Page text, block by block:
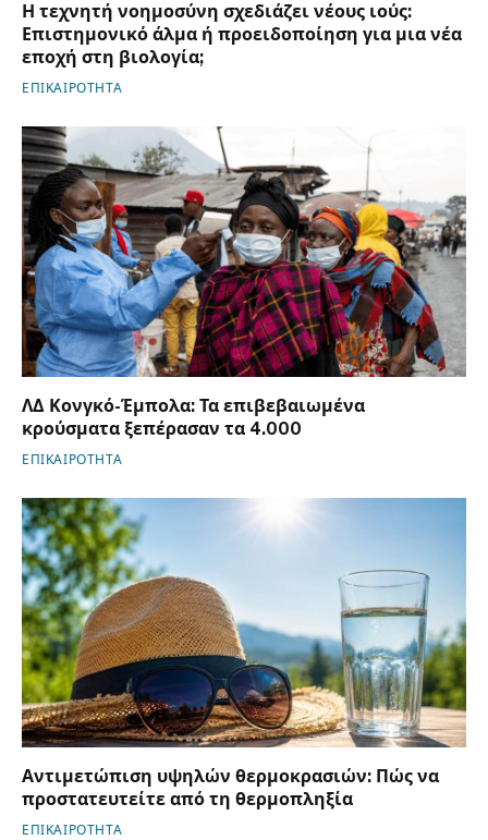
Η τεχνητή νοημοσύνη σχεδιάζει νέους ιούς:
Επιστημονικό άλμα ή προειδοποίηση για μια νέα
εποχή στη βιολογία;
ΕΠΙΚΑΙΡΟΤΗΤΑ
ΛΔ Κονγκό-Έμπολα: Τα επιβεβαιωμένα
κρούσματα ξεπέρασαν τα 4.000
ΕΠΙΚΑΙΡΟΤΗΤΑ
Αντιμετώπιση υψηλών θερμοκρασιών: Πώς να
προστατευτείτε από τη θερμοπληξία
ΕΠΙΚΑΙΡΟΤΗΤΑ